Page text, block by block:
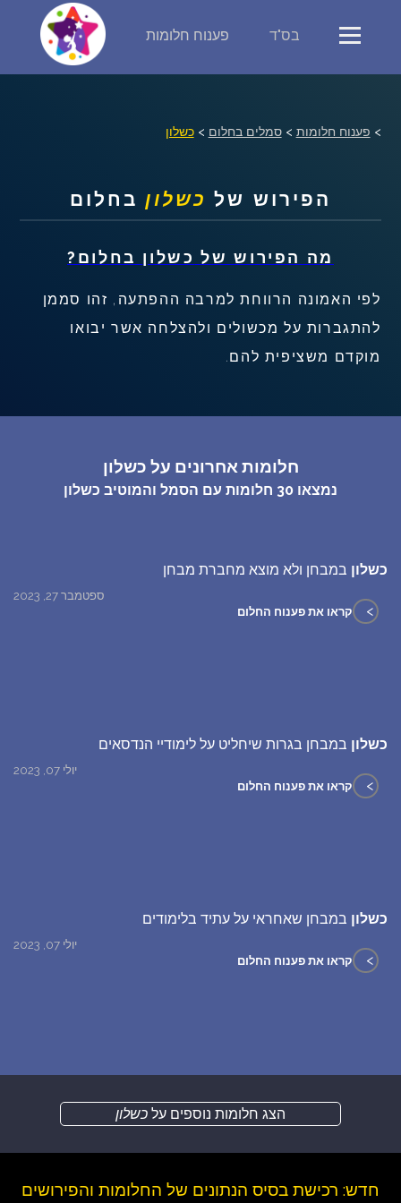
פענוח חלומות
בס"ד
אוסף החלומות
על מה חולמים
חלומות נפוצים
פענוח חלום אנושי
מדיניות פרטיות
> פענוח חלומות >סמלים בחלום >כשלון
הפירוש של כשלוןבחלום
מה הפירוש של כשלון בחלום?
לפי האמונה הרווחת למרבה ההפתעה, זהו סממן
להתגברות על מכשולים ולהצלחה אשר יבואו
מוקדם משציפית להם.
חלומות אחרונים על כשלון
נמצאו 30 חלומות עם הסמל והמוטיב כשלון
כשלון במבחן ולא מוצא מחברת מבחן
ספטמבר 27, 2023
> קראו את פענוח החלום
כשלון במבחן בגרות שיחליט על לימודיי הנדסאים
יולי 07, 2023
> קראו את פענוח החלום
כשלון במבחן שאחראי על עתיד בלימודים
יולי 07, 2023
> קראו את פענוח החלום
הצג חלומות נוספים על כשלון
חדש: רכישת בסיס הנתונים של החלומות והפירושים